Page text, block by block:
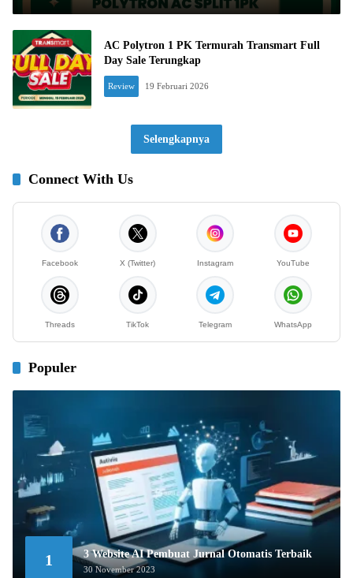
AC Polytron 1 PK Termurah Transmart Full
Day Sale Terungkap
Review 19 Februari 2026
Selengkapnya
Connect With Us
Facebook X (Twitter) Instagram YouTube
Threads TikTok Telegram WhatsApp
Populer
1 3 Website AI Pembuat Jurnal Otomatis Terbaik
30 November 2023